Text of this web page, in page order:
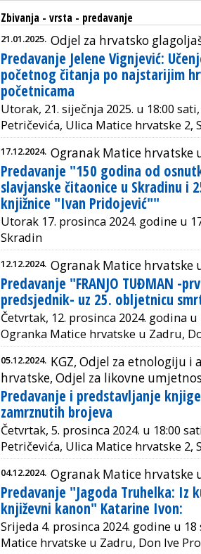
Zbivanja - vrsta - predavanje
21.01.2025. Odjel za hrvatsko
Predavanje Jelene Vignjević:
početnog čitanja po najstarijim
početnicama
Utorak, 21. siječnja 2025. u 18:00
Petričevića, Ulica Matice hrvatske 2,
17.12.2024. Ogranak Matice hrvatske
Predavanje "150 godina od
slavjanske čitaonice u Skradinu i
knjižnice "Ivan Pridojević""
Utorak 17. prosinca 2024. godine u
Skradin
12.12.2024. Ogranak Matice hrvatske
Predavanje "FRANJO TUĐMAN -
predsjednik- uz 25. obljetnicu
Četvrtak, 12. prosinca 2024. godina
Ogranka Matice hrvatske u Zadru,
05.12.2024. KGZ, Odjel za etnologiju i
hrvatske, Odjel za likovne
Predavanje i predstavljanje
zamrznutih brojeva
Četvrtak, 5. prosinca 2024. u 18:00
Petričevića, Ulica Matice hrvatske 2,
04.12.2024. Ogranak Matice hrvatske
Predavanje "Jagoda Truhelka: Iz
književni kanon" Katarine Ivon:
Srijeda 4. prosinca 2024. godine u 18
Matice hrvatske u Zadru, Don Ive